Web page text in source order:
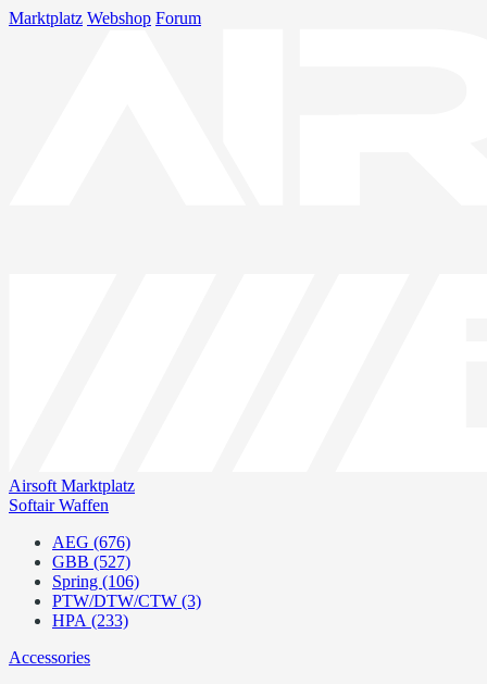
Marktplatz Webshop Forum
Airsoft Marktplatz
Softair Waffen
AEG (676)
GBB (527)
Spring (106)
PTW/DTW/CTW (3)
HPA (233)
Accessories